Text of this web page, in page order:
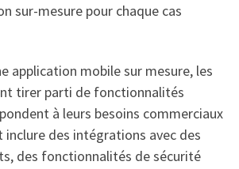
sur-mesure pour chaque cas
application mobile sur mesure, les
tirer parti de fonctionnalités
à leurs besoins commerciaux
inclure des intégrations avec des
des fonctionnalités de sécurité